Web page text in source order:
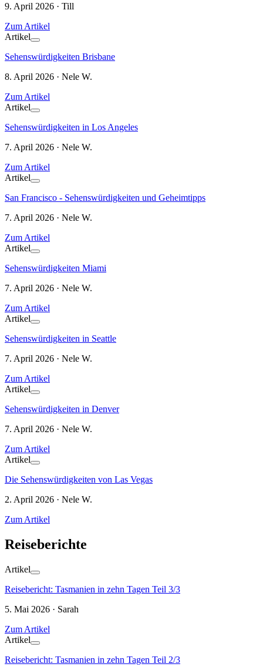
9. April 2026 · Till
Zum Artikel
Artikel
Sehenswürdigkeiten Brisbane
8. April 2026 · Nele W.
Zum Artikel
Artikel
Sehenswürdigkeiten in Los Angeles
7. April 2026 · Nele W.
Zum Artikel
Artikel
San Francisco - Sehenswürdigkeiten und Geheimtipps
7. April 2026 · Nele W.
Zum Artikel
Artikel
Sehenswürdigkeiten Miami
7. April 2026 · Nele W.
Zum Artikel
Artikel
Sehenswürdigkeiten in Seattle
7. April 2026 · Nele W.
Zum Artikel
Artikel
Sehenswürdigkeiten in Denver
7. April 2026 · Nele W.
Zum Artikel
Artikel
Die Sehenswürdigkeiten von Las Vegas
2. April 2026 · Nele W.
Zum Artikel
Reiseberichte
Artikel
Reisebericht: Tasmanien in zehn Tagen Teil 3/3
5. Mai 2026 · Sarah
Zum Artikel
Artikel
Reisebericht: Tasmanien in zehn Tagen Teil 2/3